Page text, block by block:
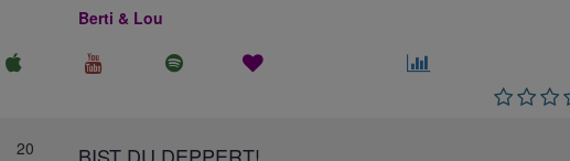
Berti & Lou
20 BIST DU DEPPERT!